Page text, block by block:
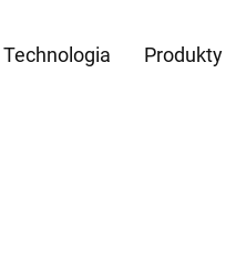
Technologia Produkty